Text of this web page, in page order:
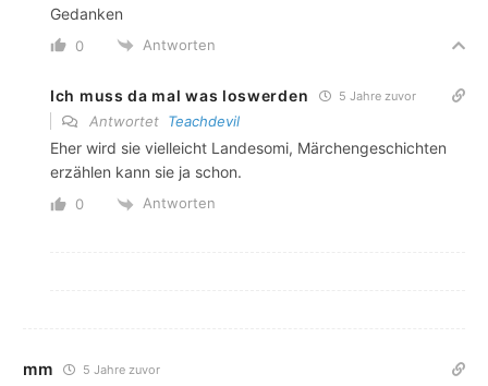
Gedanken
0 Antworten
Ich muss da mal was loswerden 5 Jahre zuvor
Antwortet Teachdevil
Eher wird sie vielleicht Landesomi, Märchengeschichten
erzählen kann sie ja schon.
0 Antworten
mm 5 Jahre zuvor